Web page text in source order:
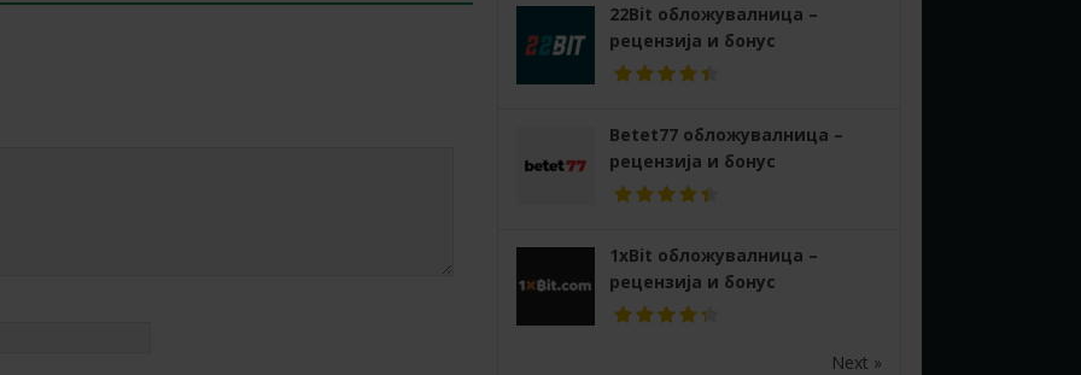
22Bit обложувалница –
рецензија и бонус
Betet77 обложувалница –
рецензија и бонус
1xBit обложувалница –
рецензија и бонус
Next »